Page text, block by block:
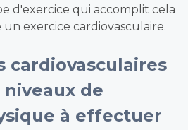
d'exercice qui accomplit cela
exercice cardiovasculaire.
cardiovasculaires
de
à effectuer